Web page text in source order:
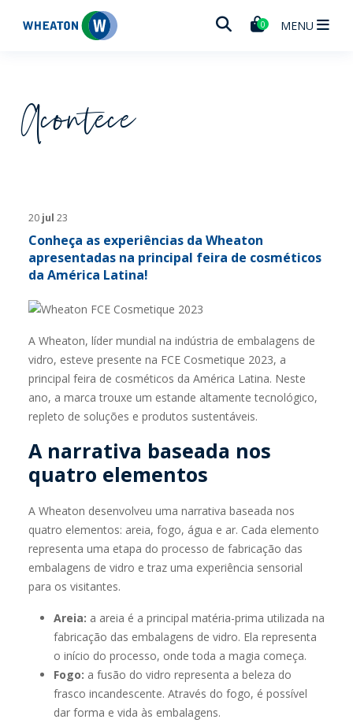
Wheaton 0 MENU
Acontece
20 jul 23
Conheça as experiências da Wheaton
apresentadas na principal feira de cosméticos
da América Latina!
A Wheaton, líder mundial na indústria de embalagens de
vidro, esteve presente na FCE Cosmetique 2023, a
principal feira de cosméticos da América Latina. Neste
ano, a marca trouxe um estande altamente tecnológico,
repleto de soluções e produtos sustentáveis.
A narrativa baseada nos
quatro elementos
A Wheaton desenvolveu uma narrativa baseada nos
quatro elementos: areia, fogo, água e ar. Cada elemento
representa uma etapa do processo de fabricação das
embalagens de vidro e traz uma experiência sensorial
para os visitantes.
Areia: a areia é a principal matéria-prima utilizada na
fabricação das embalagens de vidro. Ela representa
o início do processo, onde toda a magia começa.
Fogo: a fusão do vidro representa a beleza do
frasco incandescente. Através do fogo, é possível
dar forma e vida às embalagens.